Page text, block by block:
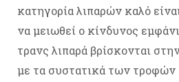
κατηγορία λιπαρών καλό
να μειωθεί ο κίνδυνος
τρανς λιπαρά βρίσκονται
με τα συστατικά των